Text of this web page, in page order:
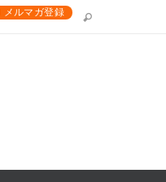
メルマガ登録